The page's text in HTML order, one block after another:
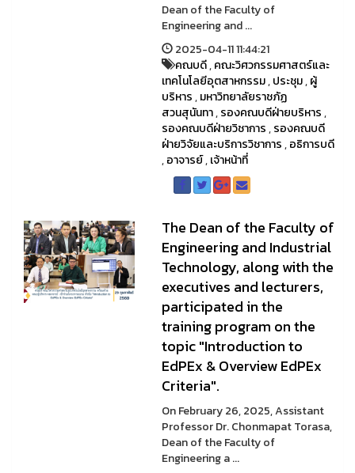
Dean of the Faculty of
Engineering and ...
2025-04-11 11:44:21
คณบดี,คณะวิศวกรรมศาสตร์และ
เทคโนโลยีอุตสาหกรรม,ประชุม,ผู้
บริหาร,มหาวิทยาลัยราชภัฏ
สวนสุนันทา,รองคณบดีฝ่ายบริหาร,
รองคณบดีฝ่ายวิชาการ,รองคณบดี
ฝ่ายวิจัยและบริการวิชาการ,อธิการบดี
,อาจารย์,เจ้าหน้าที่
The Dean of the Faculty of
Engineering and Industrial
Technology, along with the
executives and lecturers,
participated in the
training program on the
topic "Introduction to
EdPEx & Overview EdPEx
Criteria".
On February 26, 2025, Assistant
Professor Dr. Chonmapat Torasa,
Dean of the Faculty of
Engineering a ...